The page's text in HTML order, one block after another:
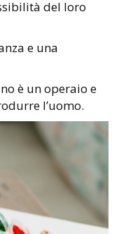
del loro
e una
è un operaio e
l’uomo.